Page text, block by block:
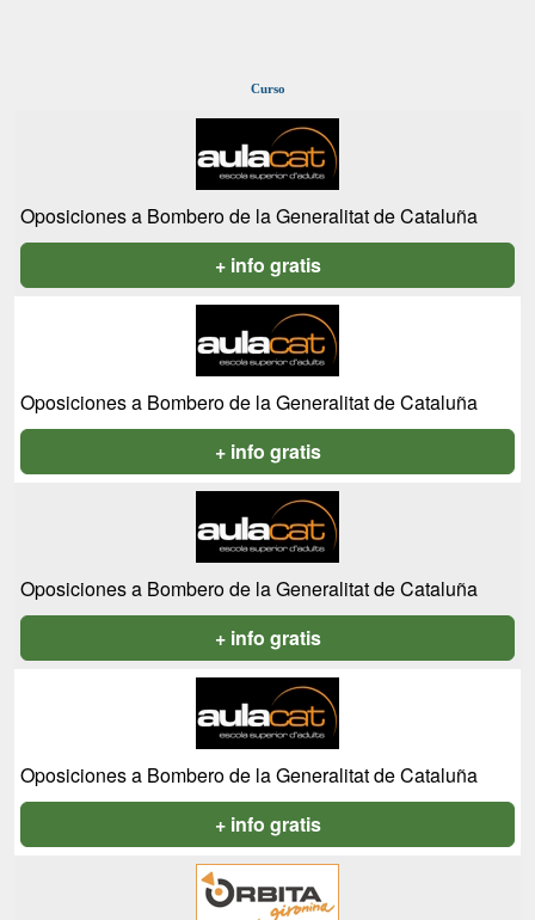
Curso
Oposiciones a Bombero de la Generalitat de Cataluña
+ info gratis
Oposiciones a Bombero de la Generalitat de Cataluña
+ info gratis
Oposiciones a Bombero de la Generalitat de Cataluña
+ info gratis
Oposiciones a Bombero de la Generalitat de Cataluña
+ info gratis